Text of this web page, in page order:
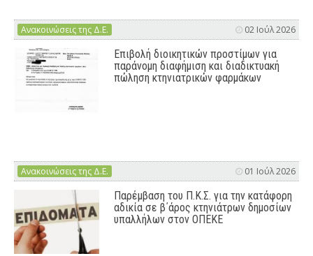
Ανακοινώσεις της Δ.Ε. 02 Ιούλ 2026
Επιβολή διοικητικών προστίμων για
παράνομη διαφήμιση και διαδικτυακή
πώληση κτηνιατρικών φαρμάκων
Ανακοινώσεις της Δ.Ε. 01 Ιούλ 2026
Παρέμβαση του Π.Κ.Σ. για την κατάφορη
αδικία σε β΄άρος κτηνιάτρων δημοσίων
υπαλλήλων στον ΟΠΕΚΕ